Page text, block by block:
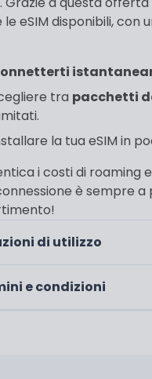
eSIM disponibili, con
tra pacchetti
la tua eSIM in
i costi di roaming
è sempre a
di utilizzo
e condizioni